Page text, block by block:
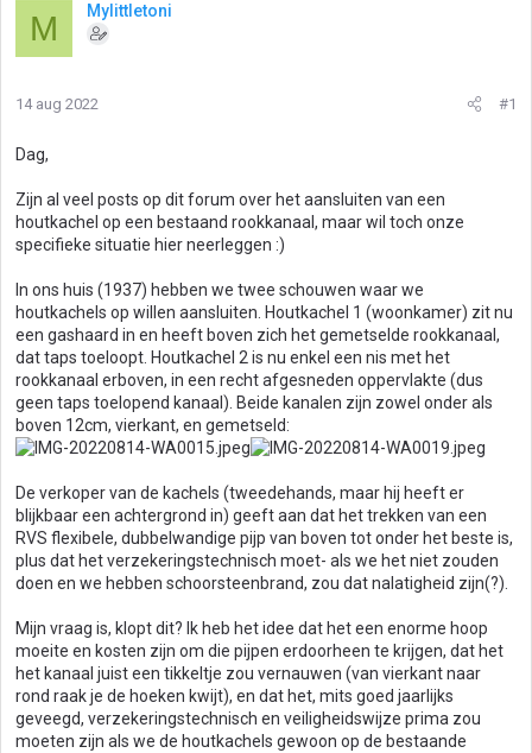
M Mylittletoni
14 aug 2022 #1
Dag,
Zijn al veel posts op dit forum over het aansluiten van een
houtkachel op een bestaand rookkanaal, maar wil toch onze
specifieke situatie hier neerleggen :)
In ons huis (1937) hebben we twee schouwen waar we
houtkachels op willen aansluiten. Houtkachel 1 (woonkamer) zit nu
een gashaard in en heeft boven zich het gemetselde rookkanaal,
dat taps toeloopt. Houtkachel 2 is nu enkel een nis met het
rookkanaal erboven, in een recht afgesneden oppervlakte (dus
geen taps toelopend kanaal). Beide kanalen zijn zowel onder als
boven 12cm, vierkant, en gemetseld:
De verkoper van de kachels (tweedehands, maar hij heeft er
blijkbaar een achtergrond in) geeft aan dat het trekken van een
RVS flexibele, dubbelwandige pijp van boven tot onder het beste is,
plus dat het verzekeringstechnisch moet- als we het niet zouden
doen en we hebben schoorsteenbrand, zou dat nalatigheid zijn(?).
Mijn vraag is, klopt dit? Ik heb het idee dat het een enorme hoop
moeite en kosten zijn om die pijpen erdoorheen te krijgen, dat het
het kanaal juist een tikkeltje zou vernauwen (van vierkant naar
rond raak je de hoeken kwijt), en dat het, mits goed jaarlijks
geveegd, verzekeringstechnisch en veiligheidswijze prima zou
moeten zijn als we de houtkachels gewoon op de bestaande